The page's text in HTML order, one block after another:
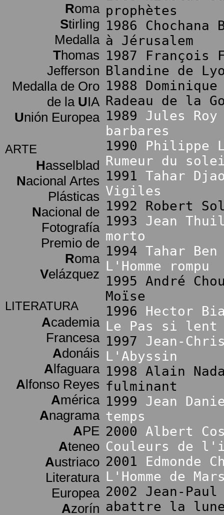
Roma
Stirling
Medalla
Thomas
Jefferson
Medalla de Oro
de la UIA
Unión Europea
ARTE
Hasselblad
Nacional Artes
Plásticas
Nacional de
Fotografía
Premio de
Roma
Velázquez
LITERATURA
Academia
Francesa
Adonáis
Alfaguara
Alfonso Reyes
América
Anagrama
APE
Ateneo
Austriaco
Literatura
Europea
Azorín
prophètes
1986
à Jérusalem
1987 François
Blandine de
1988
Radeau de la
1989 Jules
barbares
1990 Philippe
Rumeur du
1991 Tahar
Vigiles
1992 Robert
1993 Jean
morto
1994 Tahar
L'Homme rompu
1995 André
Moïse
1996 Hector
Le Pas si lent
1997 Jean-
L'Abyssin
1998 Alain
fulminant
1999 Jean
temps
2000 Albert
Couleurs de
2001 Edmonde
L'Homme de
2002 Jean-
abattre la